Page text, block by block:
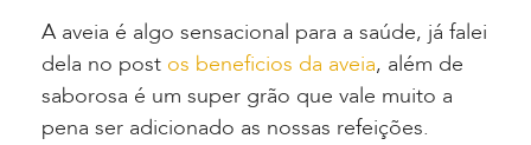
A aveia é algo sensacional para a saúde, já falei
dela no post os beneficios da aveia, além de
saborosa é um super grão que vale muito a
pena ser adicionado as nossas refeições.